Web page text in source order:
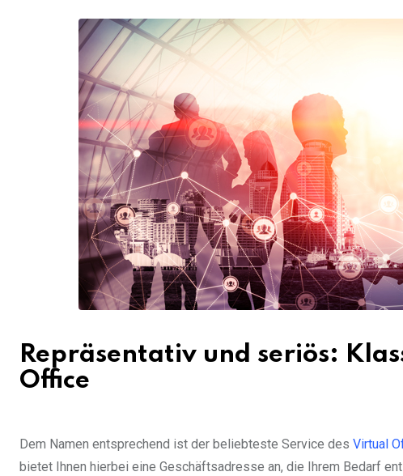
Repräsentativ und seriös:
Office
Dem Namen entsprechend ist der beliebteste Service des Virtual
bietet Ihnen hierbei eine Geschäftsadresse an, die Ihrem Bedarf